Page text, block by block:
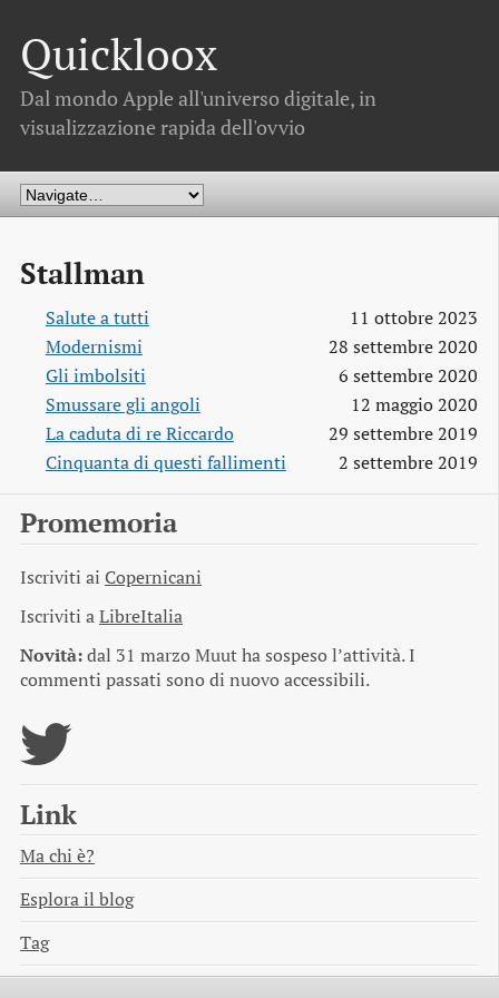
Quickloox
Dal mondo Apple all'universo digitale, in
visualizzazione rapida dell'ovvio
Stallman
Salute a tutti
11 ottobre 2023
Modernismi
28 settembre 2020
Gli imbolsiti
6 settembre 2020
Smussare gli angoli
12 maggio 2020
La caduta di re Riccardo
29 settembre 2019
Cinquanta di questi fallimenti
2 settembre 2019
Promemoria
Iscriviti ai Copernicani
Iscriviti aLibreItalia
Novità:dal 31 marzo Muut ha sospeso l’attività. I
commenti passati sono di nuovo accessibili.
Link
Ma chi è?
Esplora il blog
Tag